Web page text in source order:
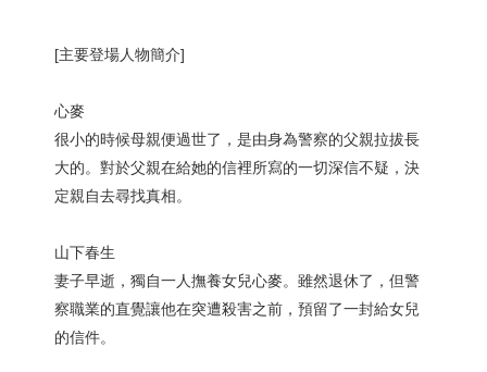
[主要登場人物簡介]
心麥
很小的時候母親便過世了，是由身為警察的父親拉拔長
大的。對於父親在給她的信裡所寫的一切深信不疑，決
定親自去尋找真相。
山下春生
妻子早逝，獨自一人撫養女兒心麥。雖然退休了，但警
察職業的直覺讓他在突遭殺害之前，預留了一封給女兒
的信件。